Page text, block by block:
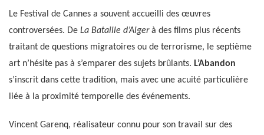
Le Festival de Cannes a souvent accueilli des œuvres
controversées. De La Bataille d’Algerà des films plus récents
traitant de questions migratoires ou de terrorisme, le septième
art n’hésite pas à s’emparer des sujets brûlants. L’Abandon
s’inscrit dans cette tradition, mais avec une acuité particulière
liée à la proximité temporelle des événements.
Vincent Garenq, réalisateur connu pour son travail sur des